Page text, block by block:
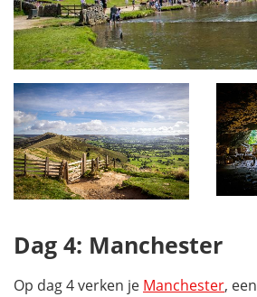
Dag 4: Manchester
Op dag 4 verken je Manchester, een